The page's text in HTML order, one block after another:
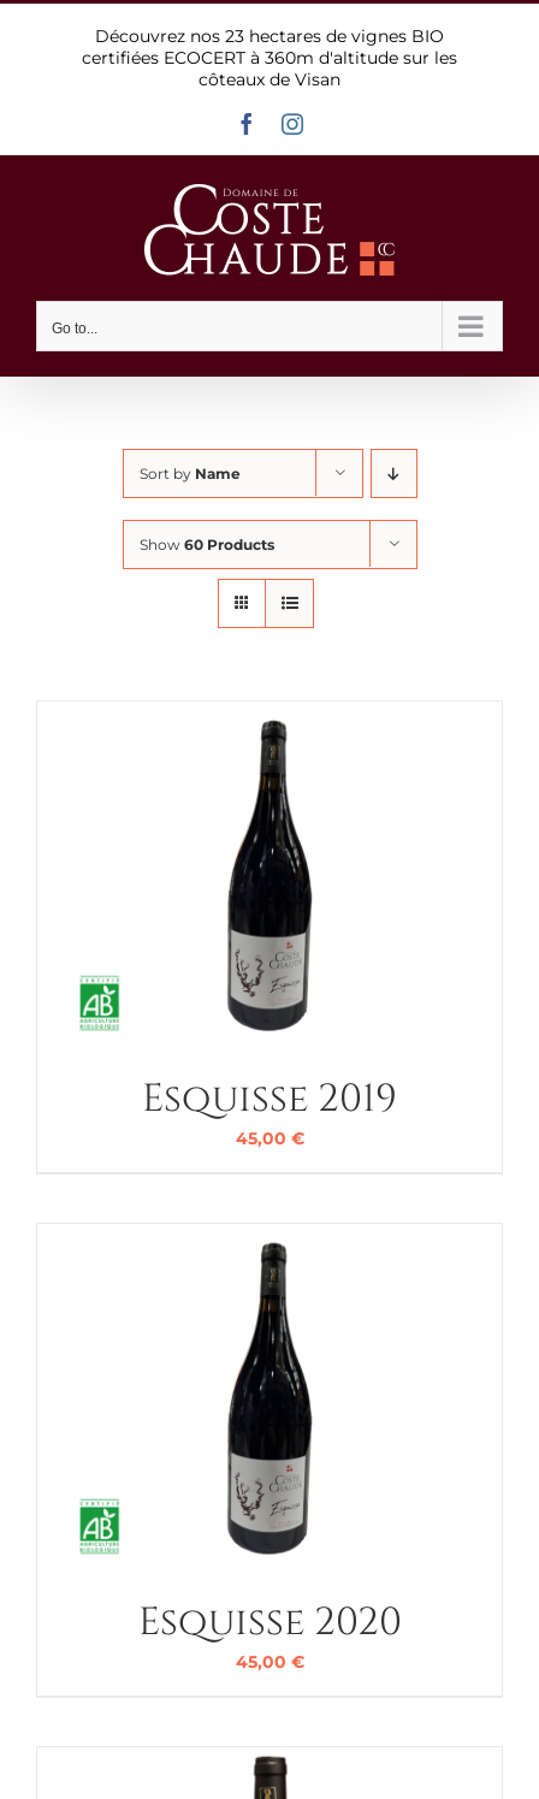
Découvrez nos 23 hectares de vignes BIO
certifiées ECOCERT à 360m d'altitude sur les
côteaux de Visan
FacebookInstagram
Go to...
Sort by Name
Show 60 Products
Esquisse 2019
45,00 €
Esquisse 2020
45,00 €